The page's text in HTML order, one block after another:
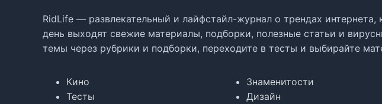
RidLife — развлекательный и лайфстайл-журнал о трендах
день выходят свежие материалы, подборки, полезные статьи и
темы через рубрики и подборки, переходите в тесты и выбирайте
Кино
Тесты
Знаменитости
Дизайн